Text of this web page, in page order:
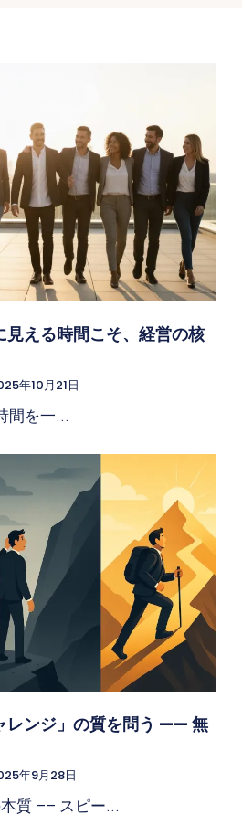
見える時間こそ、経営の核
年10月21日
間を一...
レンジ」の質を問う —— 無
年9月28日
本質 —— スピー...